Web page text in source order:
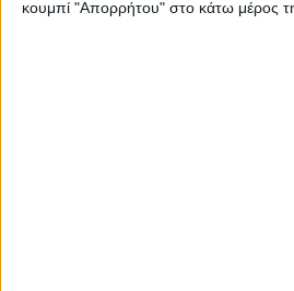
κουμπί "Απορρήτου" στο κάτω μέρος